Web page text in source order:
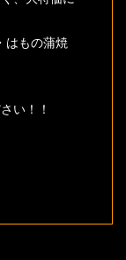
はもの蒲焼
い！！